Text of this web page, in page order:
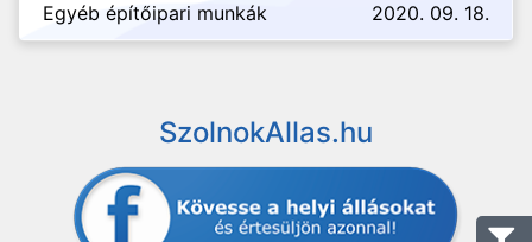
Egyéb építőipari munkák 2020. 09. 18.
SzolnokAllas.hu